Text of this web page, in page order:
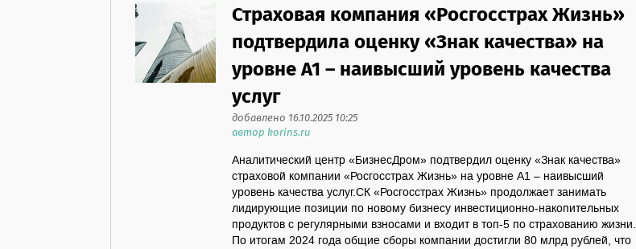
Страховая компания «Росгосстрах Жизнь»
подтвердила оценку «Знак качества» на
уровне A1 – наивысший уровень качества
услуг
добавлено 16.10.2025 10:25
автор korins.ru
Аналитический центр «БизнесДром» подтвердил оценку «Знак качества»
страховой компании «Росгосстрах Жизнь» на уровне A1 – наивысший
уровень качества услуг.СК «Росгосстрах Жизнь» продолжает занимать
лидирующие позиции по новому бизнесу инвестиционно-накопительных
продуктов с регулярными взносами и входит в топ-5 по страхованию жизни.
По итогам 2024 года общие сборы компании достигли 80 млрд рублей, что